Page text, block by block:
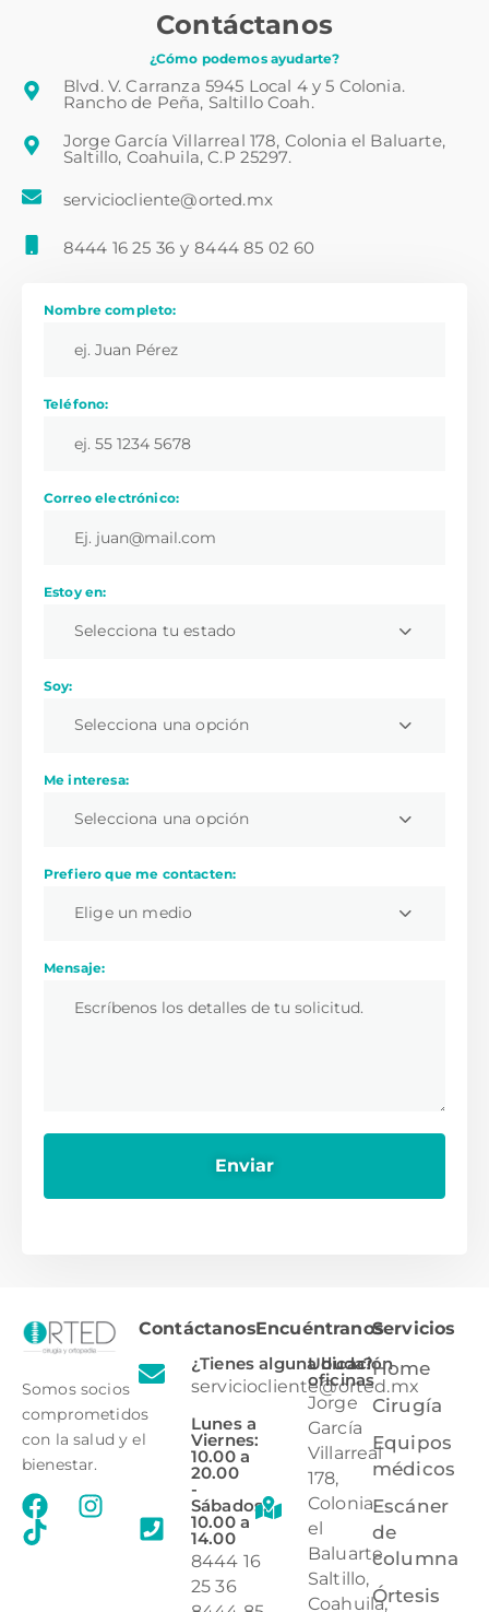
Contáctanos
¿Cómo podemos ayudarte?
Blvd. V. Carranza 5945 Local 4 y 5 Colonia.
Rancho de Peña, Saltillo Coah.
Jorge García Villarreal 178, Colonia el Baluarte,
Saltillo, Coahuila, C.P 25297.
serviciocliente@orted.mx
8444 16 25 36 y 8444 85 02 60
Nombre completo:
Teléfono:
Correo electrónico:
Estoy en:
Selecciona tu estado
Soy:
Selecciona una opción
Me interesa:
Selecciona una opción
Prefiero que me contacten:
Elige un medio
Mensaje:
Somos socios
comprometidos
con la salud y el
bienestar.
Contáctanos
¿Tienes alguna duda?
serviciocliente@orted.mx
Lunes a
Viernes:
10.00 a
20.00
-
Sábados:
10.00 a
14.00
8444 16
25 36
Encuéntranos
Ubicación
oficinas
Jorge
García
Villarreal
178,
Colonia
el
Baluarte,
Saltillo,
Coahuila,
Servicios
Home
Cirugía
Equipos
médicos
Escáner
de
columna
Órtesis